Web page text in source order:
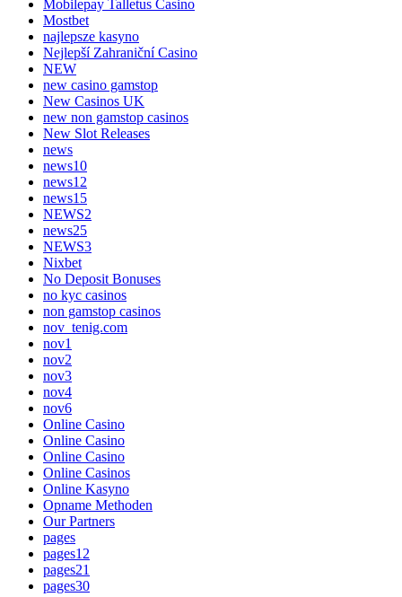
Mobilepay Talletus Casino
Mostbet
najlepsze kasyno
Nejlepší Zahraniční Casino
NEW
new casino gamstop
New Casinos UK
new non gamstop casinos
New Slot Releases
news
news10
news12
news15
NEWS2
news25
NEWS3
Nixbet
No Deposit Bonuses
no kyc casinos
non gamstop casinos
nov_tenig.com
nov1
nov2
nov3
nov4
nov6
Online Casino
Online Casino
Online Casino
Online Casinos
Online Kasyno
Opname Methoden
Our Partners
pages
pages12
pages21
pages30